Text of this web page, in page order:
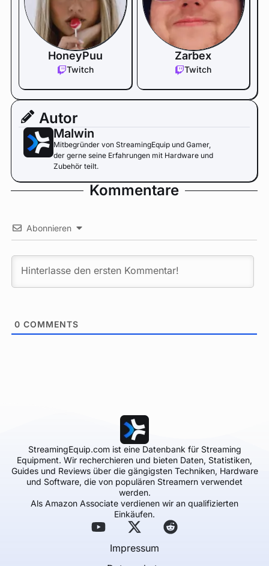
HoneyPuu
Twitch
Zarbex
Twitch
Autor
Malwin
Mitbegründer von StreamingEquip und Gamer,
der gerne seine Erfahrungen mit Hardware und
Zubehör teilt.
Kommentare
Abonnieren
0 COMMENTS
StreamingEquip.com ist eine Datenbank für Streaming
Equipment. Wir recherchieren und bieten Daten, Statistiken,
Guides und Reviews über die gängigsten Techniken, Hardware
und Software, die von populären Streamern verwendet
werden.
Als Amazon Associate verdienen wir an qualifizierten
Einkäufen.
Impressum